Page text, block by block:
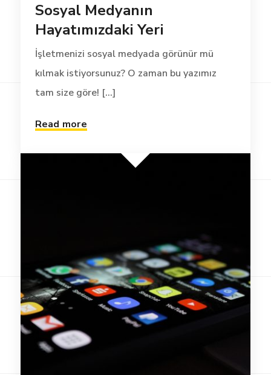
Sosyal Medyanın
Hayatımızdaki Yeri
İşletmenizi sosyal medyada görünür mü
kılmak istiyorsunuz? O zaman bu yazımız
tam size göre! [...]
Read more